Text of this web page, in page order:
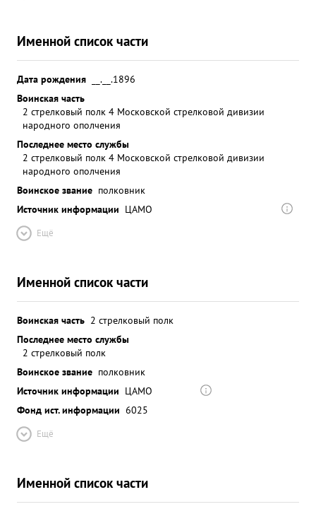
Именной список части
Дата рождения
__.__.1896
Воинская часть
2 стрелковый полк 4 Московской стрелковой дивизии
народного ополчения
Последнее место службы
2 стрелковый полк 4 Московской стрелковой дивизии
народного ополчения
Воинское звание полковник
Источник информации ЦАМО
Ещё
Именной список части
Воинская часть 2 стрелковый полк
Последнее место службы
2 стрелковый полк
Воинское звание полковник
Источник информации ЦАМО
Фонд ист. информации 6025
Ещё
Именной список части